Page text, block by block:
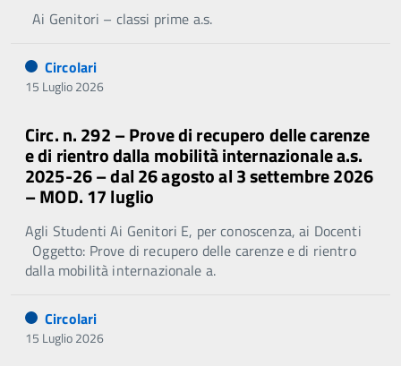
Ai Genitori – classi prime a.s.
Circolari
15 Luglio 2026
Circ. n. 292 – Prove di recupero delle carenze
e di rientro dalla mobilità internazionale a.s.
2025-26 – dal 26 agosto al 3 settembre 2026
– MOD. 17 luglio
Agli Studenti Ai Genitori E, per conoscenza, ai Docenti
Oggetto: Prove di recupero delle carenze e di rientro
dalla mobilità internazionale a.
Circolari
15 Luglio 2026